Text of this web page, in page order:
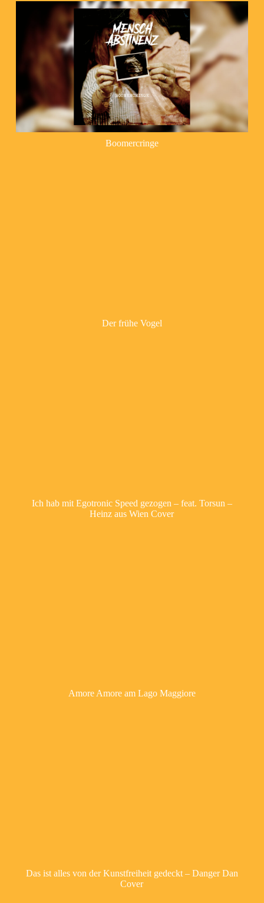
Boomercringe
Der frühe Vogel
Ich hab mit Egotronic Speed gezogen – feat. Torsun –
Heinz aus Wien Cover
Amore Amore am Lago Maggiore
Das ist alles von der Kunstfreiheit gedeckt – Danger Dan
Cover